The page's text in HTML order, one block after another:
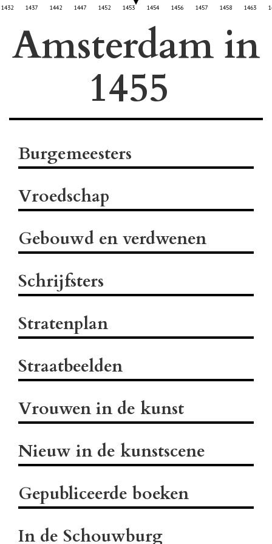
1432 1437 1442 1447 1452 1453 1454 1456 1457 1458 1463
Amsterdam in
Burgemeesters
Vroedschap
Gebouwd en verdwenen
Schrijfsters
Stratenplan
Straatbeelden
Vrouwen in de kunst
Nieuw in de kunstscene
Gepubliceerde boeken
In de Schouwburg